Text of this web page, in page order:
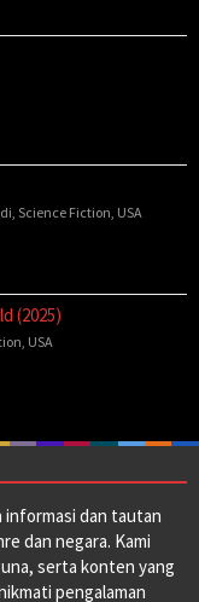
Science Fiction USA
(2025)
USA
informasi dan tautan
dan negara. Kami
serta konten yang
pengalaman